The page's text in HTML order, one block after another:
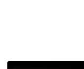
Balık